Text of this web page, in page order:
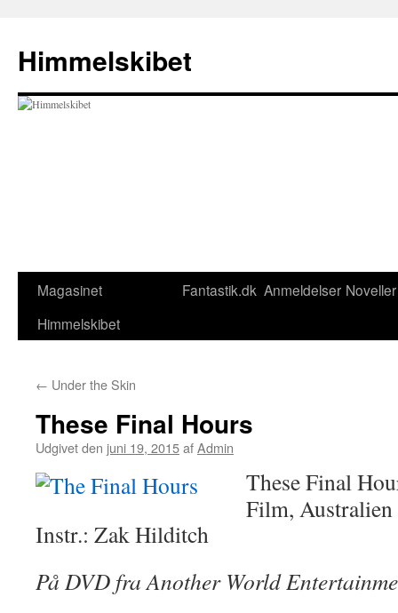
indhold
Himmelskibet
Magasinet
Himmelskibet
Fantastik.dk Anmeldelser Noveller
← Under the Skin
These Final Hours
Udgivet den juni 19, 2015afAdmin
These Final
Film,
Instr.: Zak Hilditch
På DVD fra Another World